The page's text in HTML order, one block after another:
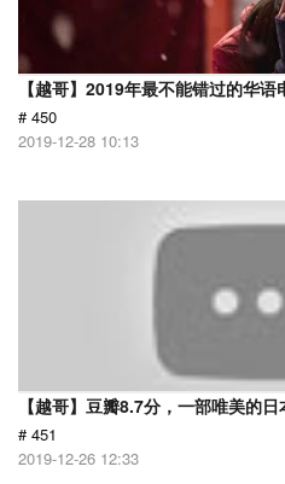
【越哥】2019年最不能错过的华
# 450
2019-12-28 10:13
【越哥】豆瓣8.7分，一部唯美的
# 451
2019-12-26 12:33